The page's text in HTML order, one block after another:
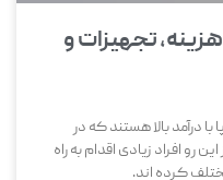
اندازی کافه در ۱۴۰۵؛ هزینه، تجهیزات و
درآمد بالا هستند که در
رو افراد زیادی اقدام به راه
کرده اند.